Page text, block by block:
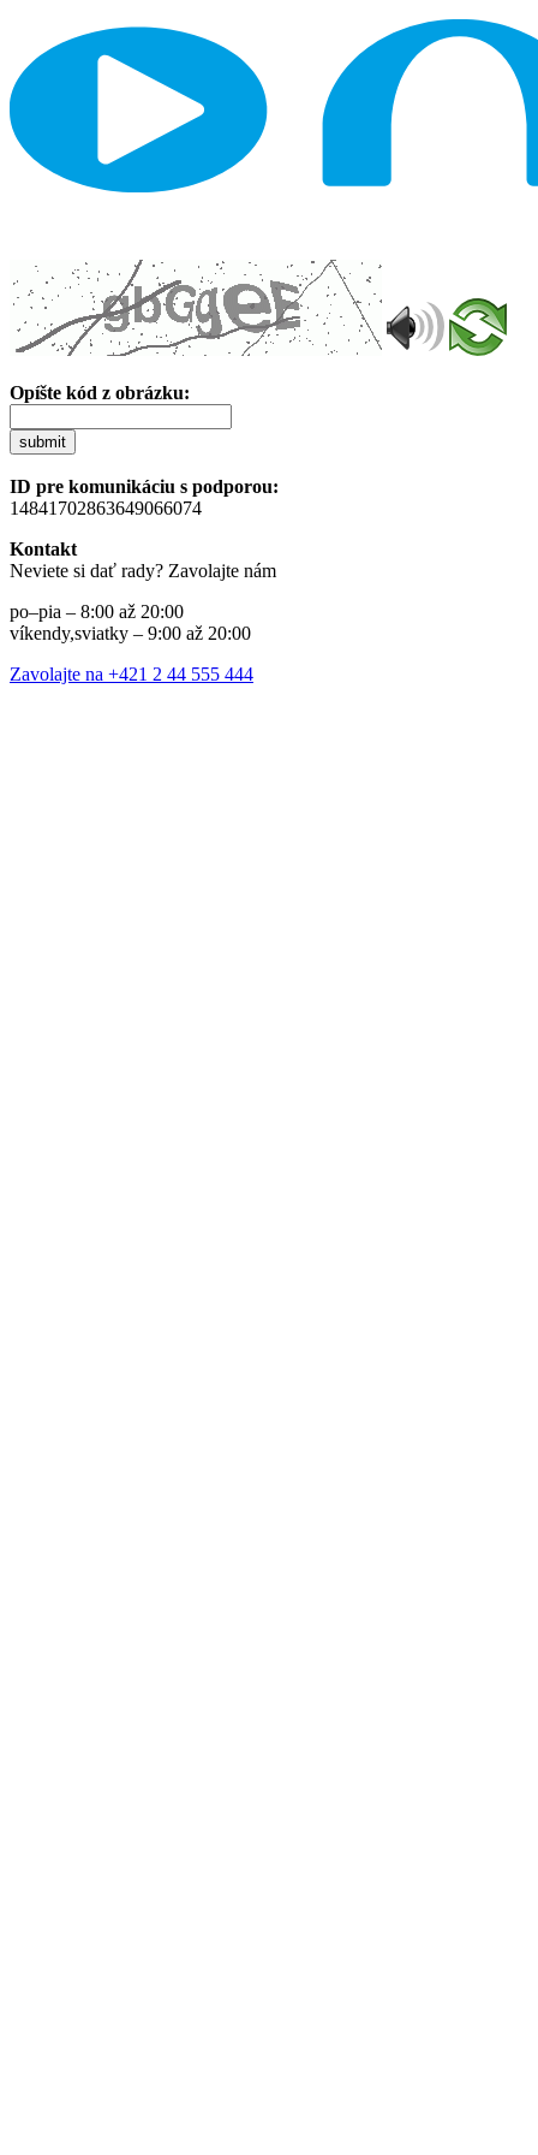
Opíšte kód z obrázku:
submit
ID pre komunikáciu s podporou:
14841702863649066074
Kontakt
Neviete si dať rady? Zavolajte nám
po–pia – 8:00 až 20:00
víkendy,sviatky – 9:00 až 20:00
Zavolajte na +421 2 44 555 444